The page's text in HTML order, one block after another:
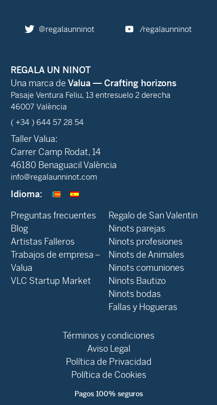
@regalaunninot /regalaunninot
REGALA UN NINOT
Una marca de Valua — Crafting horizons
Pasaje Ventura Feliu, 13 entresuelo 2 derecha
46007 València
( +34 ) 644 57 28 54
Taller Valua:
Carrer Camp Rodat, 14
46180 Benaguacil València
info@regalaunninot.com
Idioma:
Preguntas frecuentes
Blog
Artistas Falleros
Trabajos de empresa –
Valua
VLC Startup Market
Regalo de San Valentin
Ninots parejas
Ninots profesiones
Ninots de Animales
Ninots comuniones
Ninots Bautizo
Ninots bodas
Fallas y Hogueras
Términos y condiciones
Aviso Legal
Política de Privacidad
Política de Cookies
Pagos 100% seguros